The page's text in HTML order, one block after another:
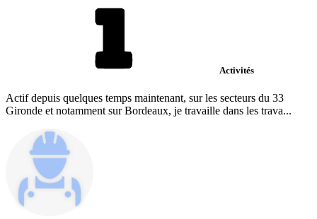
Activités
Actif depuis quelques temps maintenant, sur les secteurs du 33
Gironde et notamment sur Bordeaux, je travaille dans les trava...